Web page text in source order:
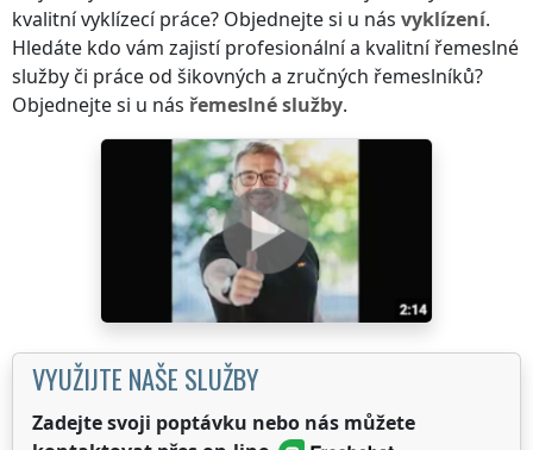
kvalitní vyklízecí práce? Objednejte si u nás vyklízení.
Hledáte kdo vám zajistí profesionální a kvalitní řemeslné
služby či práce od šikovných a zručných řemeslníků?
Objednejte si u nás řemeslné služby.
VYUŽIJTE NAŠE SLUŽBY
Zadejte svoji poptávku nebo nás můžete